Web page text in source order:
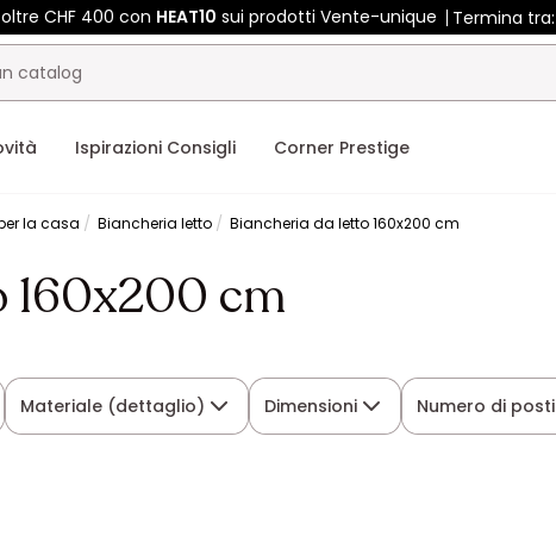
oltre CHF 400 con HEAT10 sui prodotti Vente-unique Termina tra:
Ispirazioni Consigli Corner Prestige
la casa Biancheria letto Biancheria da letto 160x200 cm
160x200 cm
Materiale (dettaglio) Dimensioni Numero di posti